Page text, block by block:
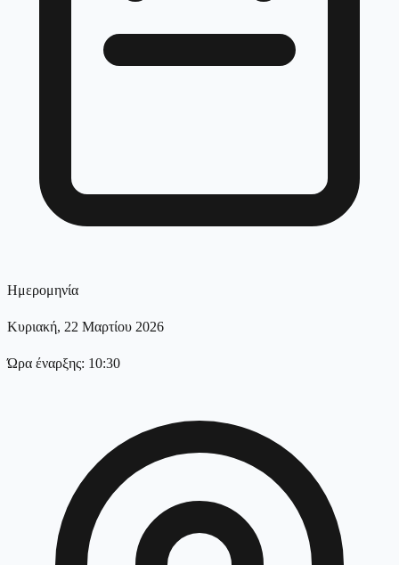
Ημερομηνία
Κυριακή, 22 Μαρτίου 2026
Ώρα έναρξης: 10:30